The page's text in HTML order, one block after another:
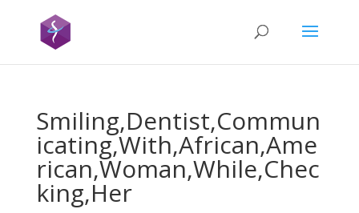
Smiling,Dentist,Commun
icating,With,African,Ame
rican,Woman,While,Chec
king,Her